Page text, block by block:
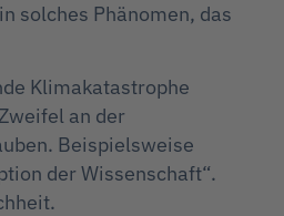
solches Phänomen, das
Klimakatastrophe
an der
Beispielsweise
der Wissenschaft“.